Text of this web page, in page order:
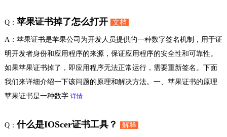
Q： 苹果证书掉了怎么打开 文档
A：苹果证书是苹果公司为开发人员提供的一种数字签名机制，用于证
明开发者身份和应用程序的来源，保证应用程序的安全性和可靠性。
如果苹果证书掉了，即应用程序无法正常运行，需要重新签名。下面
我们来详细介绍一下该问题的原理和解决方法。一、苹果证书的原理
苹果证书是一种数字 详情
Q：什么是IOScer证书工具？ 解释